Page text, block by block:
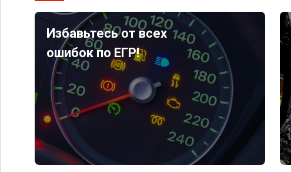
Избавьтесь от всех
ошибок по ЕГР!